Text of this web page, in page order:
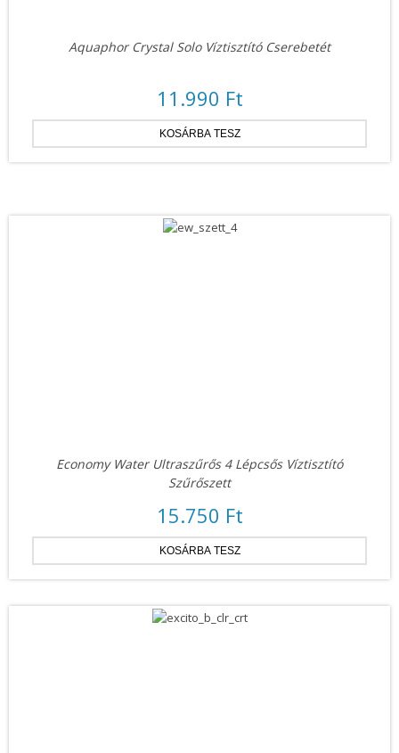
Aquaphor Crystal Solo Víztisztító Cserebetét
11.990 Ft
Economy Water Ultraszűrős 4 Lépcsős Víztisztító
Szűrőszett
15.750 Ft